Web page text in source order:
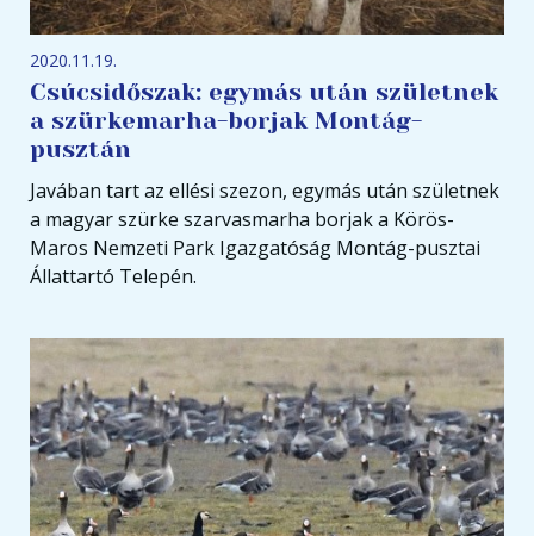
2020.11.19.
Csúcsidőszak: egymás után születnek
a szürkemarha-borjak Montág-
pusztán
Javában tart az ellési szezon, egymás után születnek
a magyar szürke szarvasmarha borjak a Körös-
Maros Nemzeti Park Igazgatóság Montág-pusztai
Állattartó Telepén.